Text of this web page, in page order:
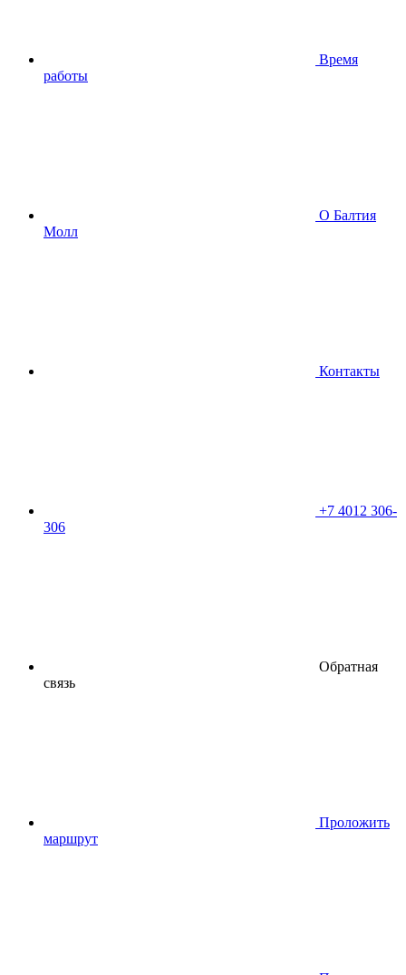
Время
работы
О Балтия
Молл
Контакты
+7 4012 306-
306
Обратная
связь
Проложить
маршрут